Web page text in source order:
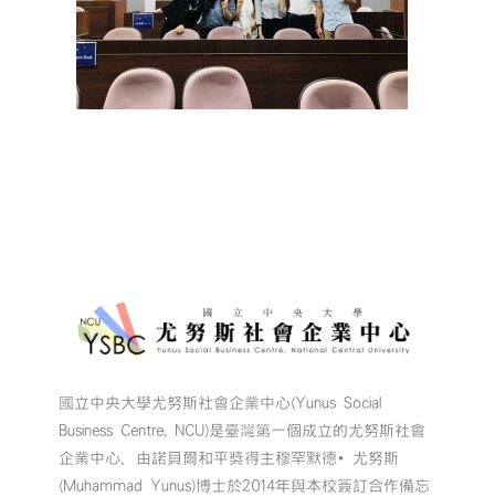
國立中央大學尤努斯社會企業中心(Yunus Social
Business Centre, NCU)是臺灣第一個成立的尤努斯社會
企業中心，由諾貝爾和平獎得主穆罕默德•尤努斯
(Muhammad Yunus)博士於2014年與本校簽訂合作備忘